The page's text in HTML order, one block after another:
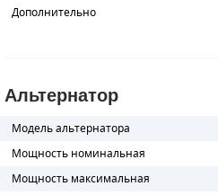
Дополнительно
Альтернатор
Модель альтернатора
Мощность номинальная
Мощность максимальная